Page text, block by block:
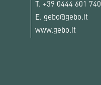
T. +39 0444 601 740
E. gebo@gebo.it
www.gebo.it